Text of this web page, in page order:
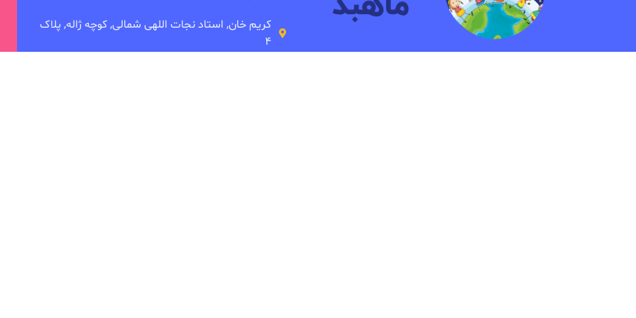
کریم خان, استاد نجات اللهی شمالی, کوچه ژاله, پلاک
۴